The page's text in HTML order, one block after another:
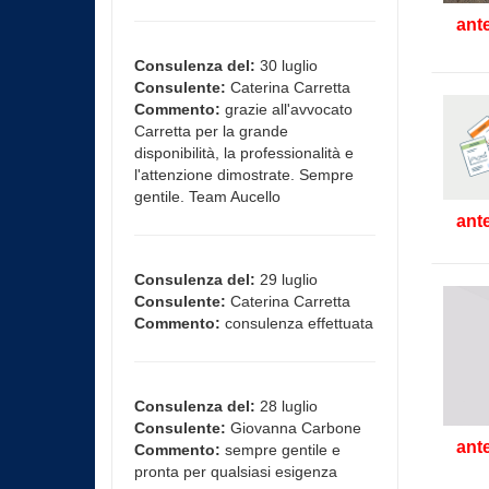
Consulenza del: 30 luglio
Consulente: Caterina Carretta
Commento: grazie all'avvocato
Carretta per la grande
disponibilità, la professionalità e
l'attenzione dimostrate. Sempre
gentile. Team Aucello
Consulenza del: 29 luglio
Consulente: Caterina Carretta
Commento: consulenza effettuata
Consulenza del: 28 luglio
Consulente: Giovanna Carbone
Commento: sempre gentile e
pronta per qualsiasi esigenza